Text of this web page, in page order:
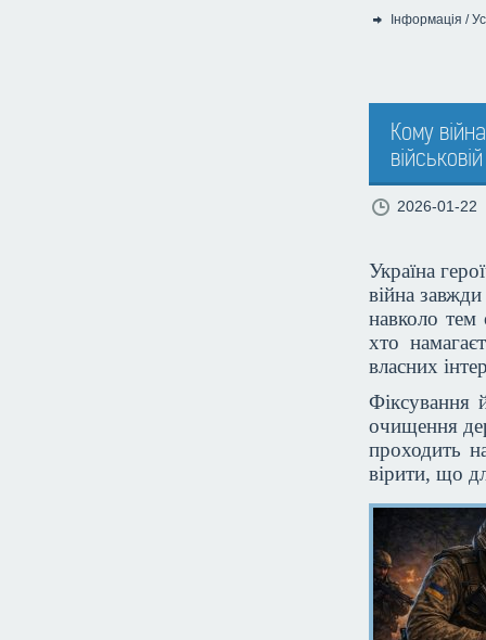
Категорія:
Інформація /
Кому
2026-01-22
Україна
війна
навколо тем
хто
власних
Фіксування
очищення
проходить
вірити, що